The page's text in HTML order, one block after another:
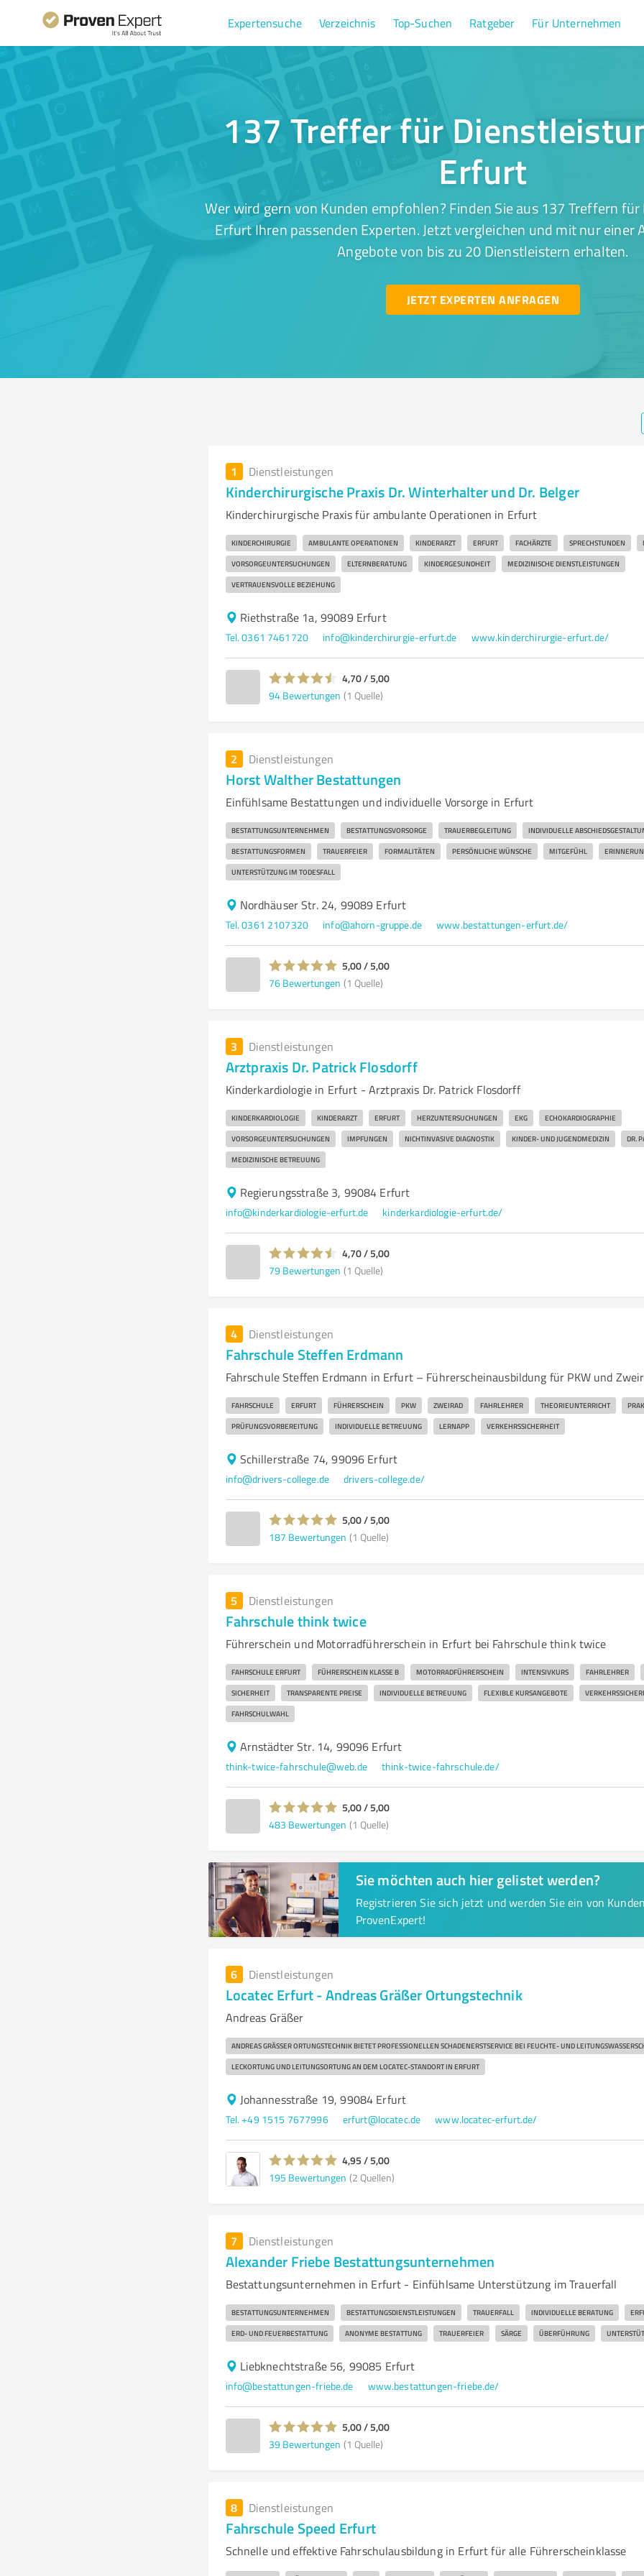
Expertensuche Verzeichnis Top-Suchen Ratgeber Für Unternehmen
137 Treffer für
Erfurt
Wer wird gern von Kunden empfohlen? Finden Sie aus 137 Treffern
Erfurt Ihren passenden Experten. Jetzt vergleichen und mit nur einer
Angebote von bis zu 20 Dienstleistern erhalten.
JETZT EXPERTEN ANFRAGEN
1 Dienstleistungen
Kinderchirurgische Praxis Dr. Winterhalter und Dr. Belger
Kinderchirurgische Praxis für ambulante Operationen in Erfurt
KINDERCHIRURGIE AMBULANTE OPERATIONEN KINDERARZT ERFURT FACHÄRZTE SPRECHSTUNDEN
VORSORGEUNTERSUCHUNGEN ELTERNBERATUNG KINDERGESUNDHEIT MEDIZINISCHE DIENSTLEISTUNGEN
VERTRAUENSVOLLE BEZIEHUNG
Riethstraße 1a, 99089 Erfurt
Tel. 0361 7461720 info@kinderchirurgie-erfurt.de www.kinderchirurgie-erfurt.de/
4,70 / 5,00
94 Bewertungen (1 Quelle)
2 Dienstleistungen
Horst Walther Bestattungen
Einfühlsame Bestattungen und individuelle Vorsorge in Erfurt
BESTATTUNGSUNTERNEHMEN BESTATTUNGSVORSORGE TRAUERBEGLEITUNG INDIVIDUELLE
BESTATTUNGSFORMEN TRAUERFEIER FORMALITÄTEN PERSÖNLICHE WÜNSCHE MITGEFÜHL
UNTERSTÜTZUNG IM TODESFALL
Nordhäuser Str. 24, 99089 Erfurt
Tel. 0361 2107320 info@ahorn-gruppe.de www.bestattungen-erfurt.de/
5,00 / 5,00
76 Bewertungen (1 Quelle)
3 Dienstleistungen
Arztpraxis Dr. Patrick Flosdorff
Kinderkardiologie in Erfurt - Arztpraxis Dr. Patrick Flosdorff
KINDERKARDIOLOGIE KINDERARZT ERFURT HERZUNTERSUCHUNGEN EKG ECHOKARDIOGRAPHIE
VORSORGEUNTERSUCHUNGEN IMPFUNGEN NICHTINVASIVE DIAGNOSTIK KINDER- UND JUGENDMEDIZIN DR.
MEDIZINISCHE BETREUUNG
Regierungsstraße 3, 99084 Erfurt
info@kinderkardiologie-erfurt.de kinderkardiologie-erfurt.de/
4,70 / 5,00
79 Bewertungen (1 Quelle)
4 Dienstleistungen
Fahrschule Steffen Erdmann
Fahrschule Steffen Erdmann in Erfurt – Führerscheinausbildung für PKW und
FAHRSCHULE ERFURT FÜHRERSCHEIN PKW ZWEIRAD FAHRLEHRER THEORIEUNTERRICHT
PRÜFUNGSVORBEREITUNG INDIVIDUELLE BETREUUNG LERNAPP VERKEHRSSICHERHEIT
Schillerstraße 74, 99096 Erfurt
info@drivers-college.de drivers-college.de/
5,00 / 5,00
187 Bewertungen (1 Quelle)
5 Dienstleistungen
Fahrschule think twice
Führerschein und Motorradführerschein in Erfurt bei Fahrschule think twice
FAHRSCHULE ERFURT FÜHRERSCHEIN KLASSE B MOTORRADFÜHRERSCHEIN INTENSIVKURS FAHRLEHRER
SICHERHEIT TRANSPARENTE PREISE INDIVIDUELLE BETREUUNG FLEXIBLE KURSANGEBOTE
FAHRSCHULWAHL
Arnstädter Str. 14, 99096 Erfurt
think-twice-fahrschule@web.de think-twice-fahrschule.de/
5,00 / 5,00
483 Bewertungen (1 Quelle)
Sie möchten auch hier gelistet werden?
Registrieren Sie sich jetzt und werden Sie ein von
ProvenExpert!
6 Dienstleistungen
Locatec Erfurt - Andreas Gräßer Ortungstechnik
Andreas Gräßer
ANDREAS GRÄSSER ORTUNGSTECHNIK BIETET PROFESSIONELLEN SCHADENERSTSERVICE BEI FEUCHTE- UND
LECKORTUNG UND LEITUNGSORTUNG AN DEM LOCATEC-STANDORT IN ERFURT
Johannesstraße 19, 99084 Erfurt
Tel. +49 1515 7677996 erfurt@locatec.de www.locatec-erfurt.de/
4,95 / 5,00
195 Bewertungen (2 Quellen)
7 Dienstleistungen
Alexander Friebe Bestattungsunternehmen
Bestattungsunternehmen in Erfurt - Einfühlsame Unterstützung im Trauerfall
BESTATTUNGSUNTERNEHMEN BESTATTUNGSDIENSTLEISTUNGEN TRAUERFALL INDIVIDUELLE BERATUNG
ERD- UND FEUERBESTATTUNG ANONYME BESTATTUNG TRAUERFEIER SÄRGE ÜBERFÜHRUNG
Liebknechtstraße 56, 99085 Erfurt
info@bestattungen-friebe.de www.bestattungen-friebe.de/
5,00 / 5,00
39 Bewertungen (1 Quelle)
8 Dienstleistungen
Fahrschule Speed Erfurt
Schnelle und effektive Fahrschulausbildung in Erfurt für alle Führerscheinklasse